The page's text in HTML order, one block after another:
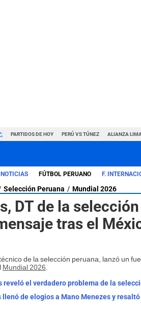
PARTIDOS DE HOY PERÚ VS TÚNEZ ALIANZA LIMA
FÚTBOL PERUANO F.
Selección Peruana Mundial 2026
DT de la
tras el
de la selección peruana, lanzó un
Mundial 2026
llenó de elogios a Mano Menezes y